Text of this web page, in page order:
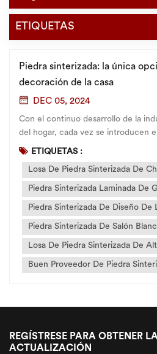
ETIQUETAS
Piedra sinterizada: la única
decoración de la casa
DEC 05, 2024
Con el continuo desarrollo de la
del hogar, cada vez se introducen
materiales de alto rendimiento.
una amplia atención de todos los
ETIQUETAS :
Losa De Piedra Sinterizada De
Piedra Sinterizada Laminada De
Piedra Sinterizada De Diseño De
Piedra Sinterizada De Salón
Losa De Piedra Sinterizada De
Buen Proveedor De Piedra
REGÍSTRESE PARA OBTENER
ACTUALIZACIÓN